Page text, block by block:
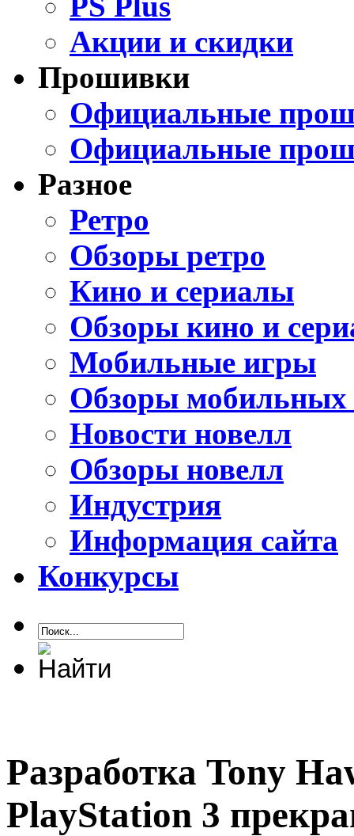
Акции и скидки
Прошивки
Официальные
Официальные
Разное
Ретро
Обзоры ретро
Кино и сериалы
Обзоры кино и
Мобильные игры
Обзоры мобильных
Новости новелл
Обзоры новелл
Индустрия
Информация сайта
Конкурсы
Разработка Tony
PlayStation 3